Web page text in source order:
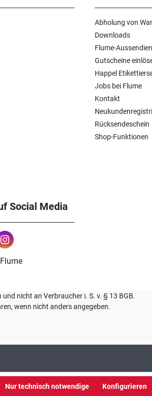
Abholung von
Downloads
Flume-
Gutscheine
Happel
Jobs bei Flume
Kontakt
Rücksendeschein
Shop-Funktionen
Social Media
nicht an Verbraucher i. S. v. § 13 BGB.
wenn nicht anders angegeben.
Nur technisch notwendige Konfigurieren